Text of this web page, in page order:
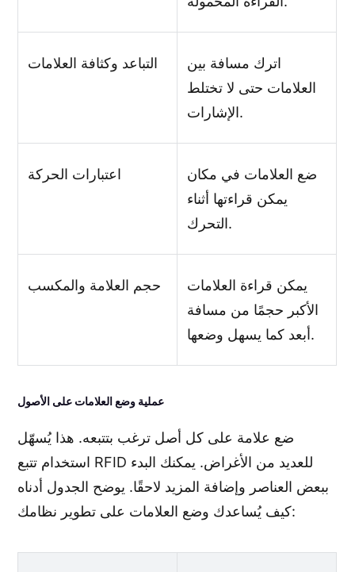
التباعد وكثافة العلامات
اترك مسافة بين
العلامات حتى لا تختلط
الإشارات.
اعتبارات الحركة
ضع العلامات في مكان
يمكن قراءتها أثناء
التحرك.
حجم العلامة والمكسب
يمكن قراءة العلامات
الأكبر حجمًا من مسافة
أبعد كما يسهل وضعها.
عملية وضع العلامات على الأصول
ضع علامة على كل أصل ترغب بتتبعه. هذا يُسهّل
استخدام تتبع RFID للعديد من الأغراض. يمكنك البدء
ببعض العناصر وإضافة المزيد لاحقًا. يوضح الجدول أدناه
كيف يُساعدك وضع العلامات على تطوير نظامك: